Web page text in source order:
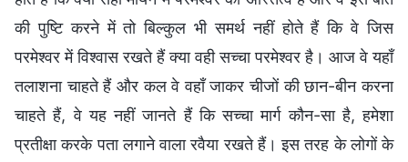
की पुष्टि करने में तो बिल्कुल भी समर्थ नहीं होते हैं कि वे जिस
परमेश्वर में विश्वास रखते हैं क्या वही सच्चा परमेश्वर है। आज वे यहाँ
तलाशना चाहते हैं और कल वे वहाँ जाकर चीजों की छान-बीन करना
चाहते हैं, वे यह नहीं जानते हैं कि सच्चा मार्ग कौन-सा है, हमेशा
प्रतीक्षा करके पता लगाने वाला रवैया रखते हैं। इस तरह के लोगों के